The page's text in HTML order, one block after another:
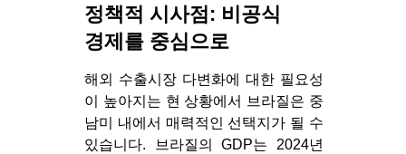
정책적 시사점: 비공식
경제를 중심으로
해외 수출시장 다변화에 대한 필요성
이 높아지는 현 상황에서 브라질은 중
남미 내에서 매력적인 선택지가 될 수
있습니다. 브라질의 GDP는 2024년